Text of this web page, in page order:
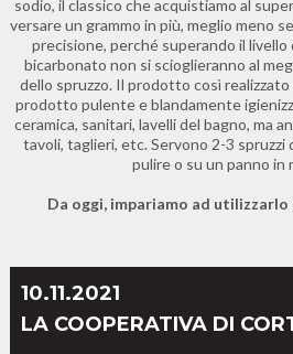
sodio, il classico che acquistiamo al
versare un grammo in più, meglio meno
precisione, perché superando il livello
bicarbonato non si scioglieranno al
dello spruzzo. Il prodotto così
prodotto pulente e blandamente
ceramica, sanitari, lavelli del bagno, ma
tavoli, taglieri, etc. Servono 2-3 spruzzi
pulire o su un panno in
Da oggi, impariamo ad utilizzarlo
10.11.2021
LA COOPERATIVA DI